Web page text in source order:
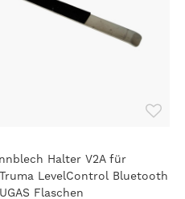
Halter V2A für
LevelControl Bluetooth
Flaschen